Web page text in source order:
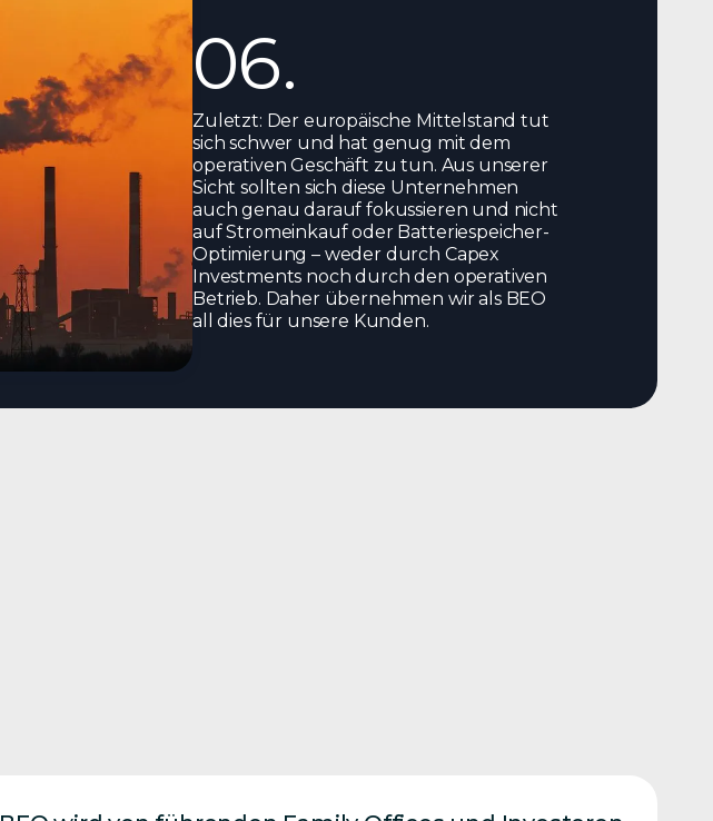
06.
Zuletzt: Der europäische Mittelstand tut
sich schwer und hat genug mit dem
operativen Geschäft zu tun. Aus unserer
Sicht sollten sich diese Unternehmen
auch genau darauf fokussieren und nicht
auf Stromeinkauf oder Batteriespeicher-
Optimierung – weder durch Capex
Investments noch durch den operativen
Betrieb. Daher übernehmen wir als BEO
all dies für unsere Kunden.